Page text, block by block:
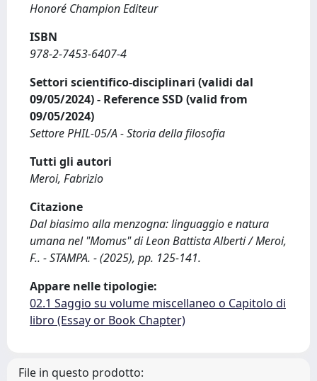
Honoré Champion Editeur
ISBN
978-2-7453-6407-4
Settori scientifico-disciplinari (validi dal
09/05/2024) - Reference SSD (valid from
09/05/2024)
Settore PHIL-05/A - Storia della filosofia
Tutti gli autori
Meroi, Fabrizio
Citazione
Dal biasimo alla menzogna: linguaggio e natura
umana nel "Momus" di Leon Battista Alberti / Meroi,
F.. - STAMPA. - (2025), pp. 125-141.
Appare nelle tipologie:
02.1 Saggio su volume miscellaneo o Capitolo di
libro (Essay or Book Chapter)
File in questo prodotto: